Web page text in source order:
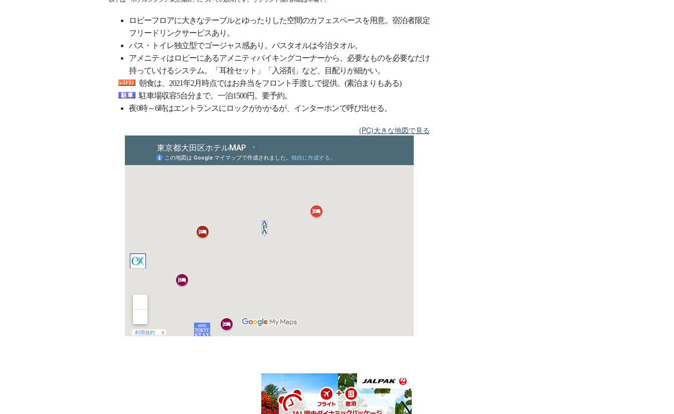
ロビーフロアに大きなテーブルとゆったりした空間のカフェスペースを用意。宿泊者限定
フリードリンクサービスあり。
バス・トイレ独立型でゴージャス感あり。バスタオルは今治タオル。
アメニティはロビーにあるアメニティバイキングコーナーから、必要なものを必要なだけ
持っていけるシステム。「耳栓セット」「入浴剤」など、目配りが細かい。
朝食は、2021年2月時点ではお弁当をフロント手渡しで提供。(素泊まりもある)
駐車場収容5台分まで。一泊1500円。要予約。
夜0時～6時はエントランスにロックがかかるが、インターホンで呼び出せる。
(PC)大きな地図で見る